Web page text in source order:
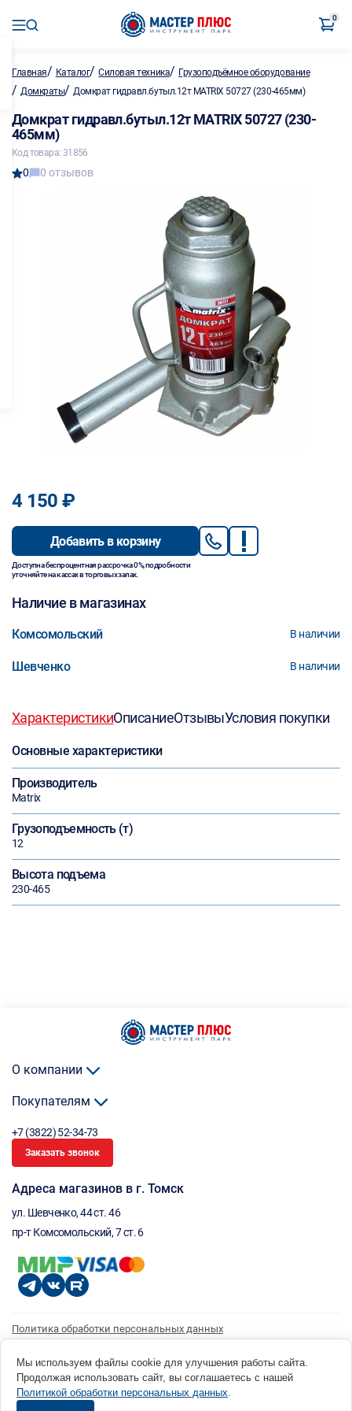
0
Главная/ Каталог/Силовая техника/ Грузоподъёмное оборудование
/ Домкраты/Домкрат гидравл.бутыл.12т MATRIX 50727 (230-465мм)
Домкрат гидравл.бутыл.12т MATRIX 50727 (230-
465мм)
Код товара: 31856
0 0 отзывов
4 150 ₽
Добавить в корзину
Доступна беспроцентная рассрочка 0%, подробности
уточняйте на кассах в торговых залах.
Наличие в магазинах
Комсомольский В наличии
Шевченко В наличии
ХарактеристикиОписаниеОтзывыУсловия покупки
Основные характеристики
Производитель
Matrix
Грузоподъемность (т)
12
Высота подъема
230-465
О компании
Покупателям
+7 (3822) 52-34-73
Заказать звонок
Адреса магазинов в г. Томск
ул. Шевченко, 44 ст. 46
пр-т Комсомольский, 7 ст. 6
Политика обработки персональных данных
Согласие на получение рассылки
© 1996 - 2026 инструмент парк «Мастер Плюс» Россия, г. Томск, ул. Шевченко, 44 ст. 46, (3822) 52-34-
73 okp@masterplus.tomsk.ru ИП Брусницын Д.Н. ИНН 701700002741
Мы используем файлы cookie для улучшения работы сайта.
Продолжая использовать сайт, вы соглашаетесь с нашей
Политикой обработки персональных данных.